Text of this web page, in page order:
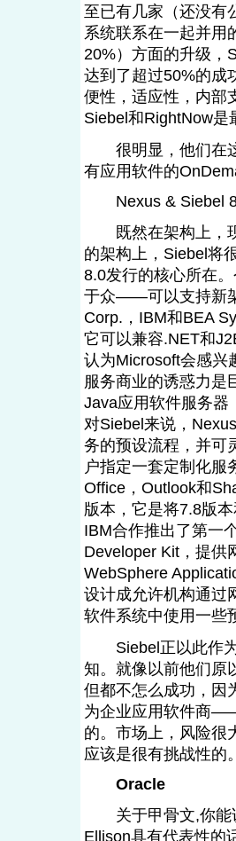
至已有几家（还没有
系统联系在一起并用
20%）方面的升级，
达到了超过50%的成
便性，适应性，内部
Siebel和RightNow
很明显，他们在这
有应用软件的
Nexus & Siebel
既然在架构上，现
的架构上，Siebel将
8.0发行的核心所在
于众——可以支持新
Corp.，IBM和BEA
它可以兼容.NET和
认为Microsoft会感兴
服务商业的诱惑力是
Java应用软件服务器
对Siebel来说，
务的预设流程，并可
户指定一套定制化服
Office，Outlook和
版本，它是将7.8版
IBM合作推出了第一
Developer Kit，提供
WebSphere
设计成允许机构通过
软件系统中使用一些
Siebel正以此作为
知。就像以前他们原
但都不怎么成功，因
为企业应用软件商
的。市场上，风险很
应该是很有挑战
Oracle
关于甲骨文,你能
Ellison具有代表性的